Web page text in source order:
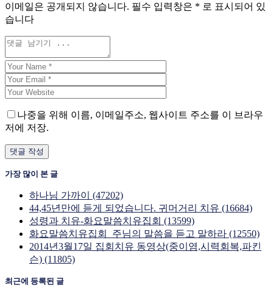
이메일은 공개되지 않습니다. 필수 입력창은 * 로 표시되어 있
습니다
나중을 위해 이름, 이메일주소, 웹사이트 주소를 이 브라우
저에 저장.
가장 많이 본 글
하나님 가까이 (47202)
44,45년만에 듣게 되었습니다. 귀머거리 치유 (16684)
성령과 치유-화요말씀치유집회 (13599)
화요말씀치유집회_주님의 말씀을 듣고 말하라 (12550)
2014년3월17일 집회치유 동영상(중이염,시력회복,파킨
슨) (11805)
최근에 등록된 글